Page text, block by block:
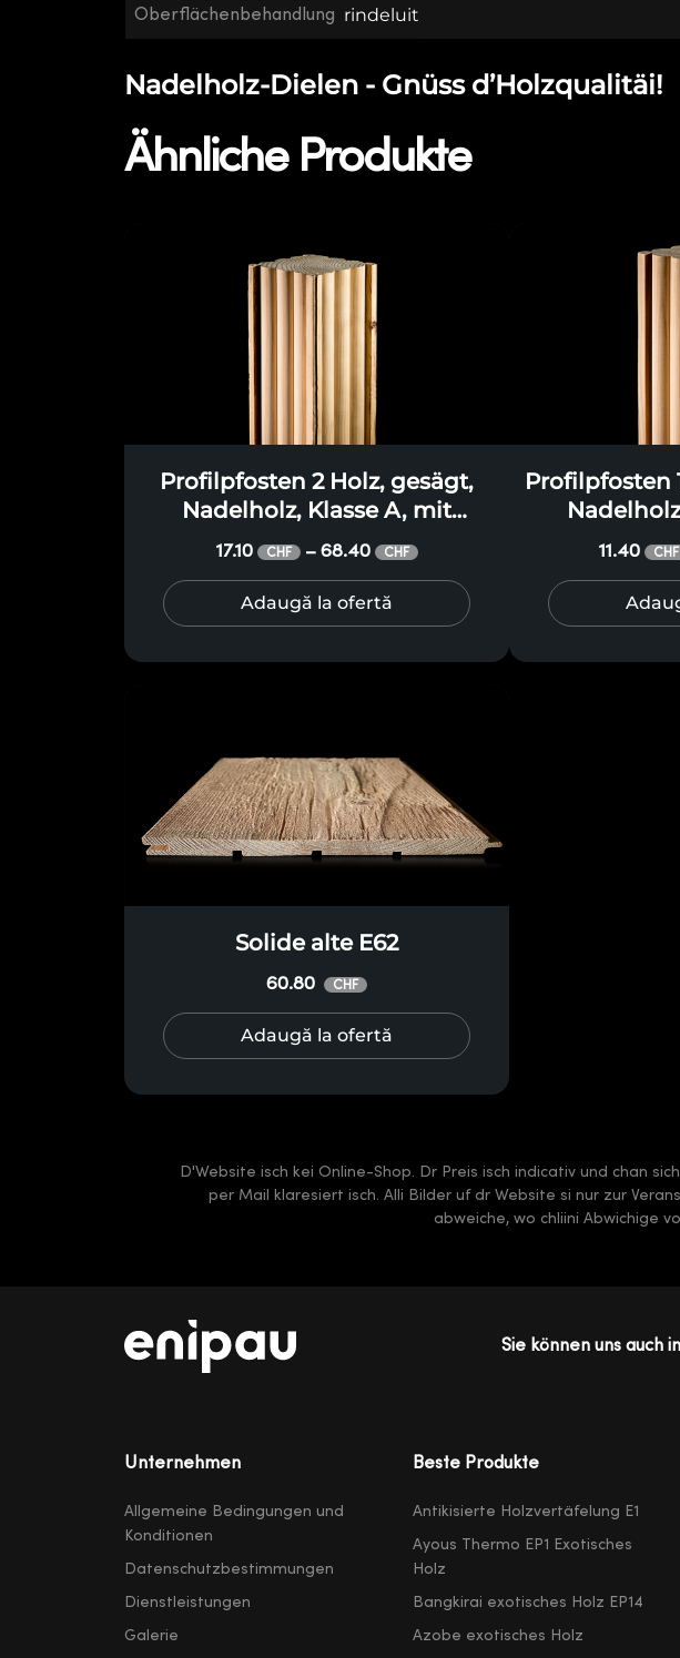
Oberflächenbehandlung rindeluit
Nadelholz-Dielen - Gnüss d’Holzqualitäi!
Ähnliche Produkte
Profilpfosten 2 Holz, gesägt,
Nadelholz, Klasse A, mit
Seitenflächen in drei
Profilbögen, für Terrassen,
Pergolen, Pavillons, Vordächer
17.10 CHF – 68.40 CHF
Adaugă la ofertă
Profilpfosten
Pergolen,
11.40 CHF
Solide alte E62
60.80 CHF
Adaugă la ofertă
D'Website isch kei Online-Shop. Dr Preis isch indicativ und chan
per Mail klaresiert isch. Alli Bilder uf dr Website si nur zur
abweiche, wo chliini Abwichige
Sie können uns auch
Unternehmen
Allgemeine Bedingungen und
Konditionen
Datenschutzbestimmungen
Dienstleistungen
Galerie
Beste Produkte
Antikisierte Holzvertäfelung E1
Ayous Thermo EP1 Exotisches
Holz
Bangkirai exotisches Holz EP14
Azobe exotisches Holz